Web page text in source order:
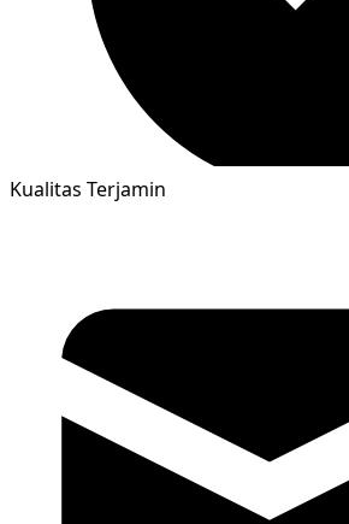
Kualitas Terjamin